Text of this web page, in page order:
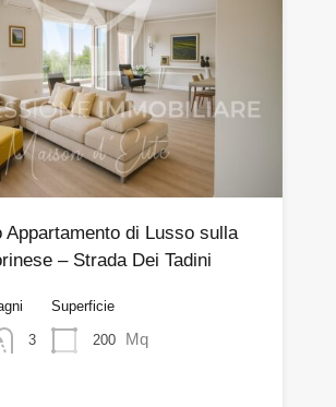
Appartamento di Lusso sulla
– Strada Dei Tadini
3
Superficie
200 Mq